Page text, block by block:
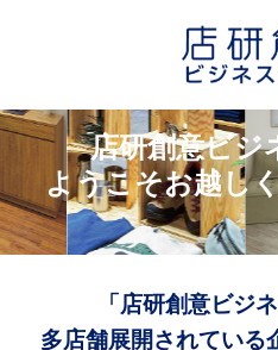
店研創意ビジ
ようこそお越し
「店研創意ビジ
多店舗展開されている